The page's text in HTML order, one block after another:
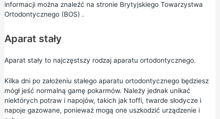
informacji można znaleźć na stronie Brytyjskiego Towarzystwa
Ortodontycznego (BOS) .
Aparat stały
Aparat stały to najczęstszy rodzaj aparatu ortodontycznego.
Kilka dni po założeniu stałego aparatu ortodontycznego będziesz
mógł jeść normalną gamę pokarmów. Należy jednak unikać
niektórych potraw i napojów, takich jak toffi, twarde słodycze i
napoje gazowane, ponieważ mogą one uszkodzić urządzenie i